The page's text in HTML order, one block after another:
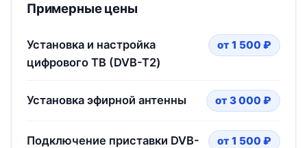
Примерные цены
Установка и настройка
цифрового ТВ (DVB-T2)
от 1 500 ₽
Установка эфирной антенны от 3 000 ₽
Подключение приставки DVB-
от 1 500 ₽